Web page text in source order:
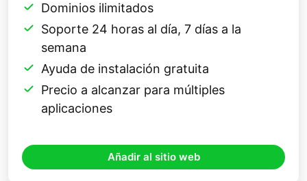
Dominios ilimitados
Soporte 24 horas al día, 7 días a la
semana
Ayuda de instalación gratuita
Precio a alcanzar para múltiples
aplicaciones
Añadir al sitio web